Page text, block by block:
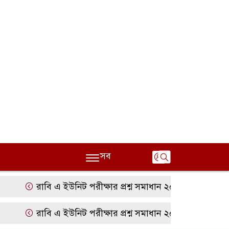
সব
রাবি এ ইউনিট পরীক্ষার প্রশ্ন সমাধান ২০২৫ | RU A Unit
রাবি এ ইউনিট পরীক্ষার প্রশ্ন সমাধান ২০২৫ | RU A Unit